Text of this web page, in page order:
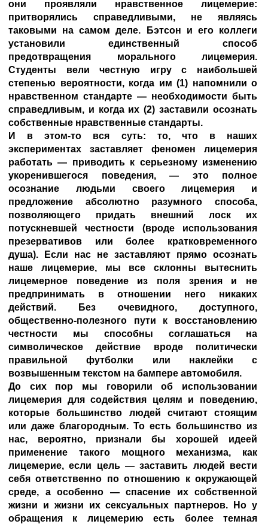
они проявляли нравственное лицемерие:
притворялись справедливыми, не являясь
таковыми на самом деле. Бэтсон и его коллеги
установили единственный способ
предотвращения морального лицемерия.
Студенты вели честную игру с наибольшей
степенью вероятности, когда им (1) напомнили о
нравственном стандарте — необходимости быть
справедливым, и когда их (2) заставили осознать
собственные нравственные стандарты.
И в этом-то вся суть: то, что в наших
экспериментах заставляет феномен лицемерия
работать — приводить к серьезному изменению
укоренившегося поведения, — это полное
осознание людьми своего лицемерия и
предложение абсолютно разумного способа,
позволяющего придать внешний лоск их
потускневшей честности (вроде использования
презервативов или более кратковременного
душа). Если нас не заставляют прямо осознать
наше лицемерие, мы все склонны вытеснить
лицемерное поведение из поля зрения и не
предпринимать в отношении него никаких
действий. Без очевидного, доступного,
общественно-полезного пути к восстановлению
честности мы способны соглашаться на
символическое действие вроде политически
правильной футболки или наклейки с
возвышенным текстом на бампере автомобиля.
До сих пор мы говорили об использовании
лицемерия для содействия целям и поведению,
которые большинство людей считают стоящим
или даже благородным. То есть большинство из
нас, вероятно, признали бы хорошей идеей
применение такого мощного механизма, как
лицемерие, если цель — заставить людей вести
себя ответственно по отношению к окружающей
среде, а особенно — спасение их собственной
жизни и жизни их сексуальных партнеров. Но у
обращения к лицемерию есть более темная